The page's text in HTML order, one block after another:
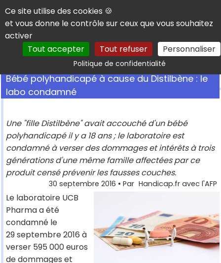
Panneau de gestion des cookies
Ce site utilise des cookies 🍪
et vous donne le contrôle sur ceux que vous souhaitez
activer
Tout accepter
Tout refuser Personnaliser
Politique de confidentialitéRechercher
Bébé polyhandicapé à cause du Distilbène : le
labo condamné
Une "fille Distilbène" avait accouché d'un bébé
polyhandicapé il y a 18 ans ; le laboratoire est
condamné à verser des dommages et intérêts à trois
générations d'une même famille affectées par ce
produit censé prévenir les fausses couches.
30 septembre 2016 • Par Handicap.fr avec l'AFP
Le laboratoire UCB
Pharma a été
condamné le
29 septembre 2016 à
verser 595 000 euros
de dommages et